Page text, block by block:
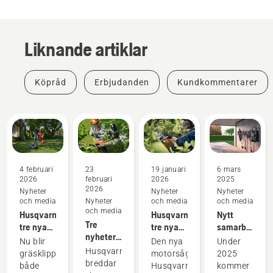
Liknande artiklar
Köpråd Erbjudanden Kundkommentarer
4 februari
2026
Nyheter
och media
Husqvarnas
tre nya
robotgräsklippare
med AI-
teknik
Nu blir
gräsklippningen
både
23
februari
2026
Nyheter
och media
Tre
nyheter
för
villaträdgården
Husqvarna
breddar
19 januari
2026
Nyheter
och media
Husqvarnas
tre nya
batteri-
motorsågar
Den nya
motorsågen
Husqvarna
Produkter
6 mars
2025
Nyheter
och media
Nytt
samarbete
– Clas
Ohlson
blir den
Under
2025
kommer